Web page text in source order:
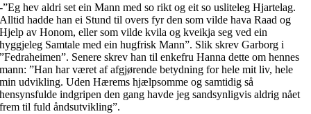
-”Eg hev aldri set ein Mann med so rikt og eit so usliteleg Hjartelag.
Alltid hadde han ei Stund til overs fyr den som vilde hava Raad og
Hjelp av Honom, eller som vilde kvila og kveikja seg ved ein
hyggjeleg Samtale med ein hugfrisk Mann”. Slik skrev Garborg i
”Fedraheimen”. Senere skrev han til enkefru Hanna dette om hennes
mann: ”Han har været af afgjørende betydning for hele mit liv, hele
min udvikling. Uden Hærems hjælpsomme og samtidig så
hensynsfulde indgripen den gang havde jeg sandsynligvis aldrig nået
frem til fuld åndsutvikling”.